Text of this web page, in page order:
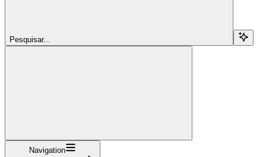
Pesquisar...
Navigation